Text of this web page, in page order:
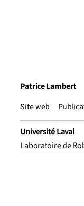
Patrice Lambert
Site web
Université Laval
Laboratoire de